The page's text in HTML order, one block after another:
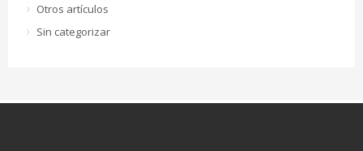
Otros artículos
Sin categorizar